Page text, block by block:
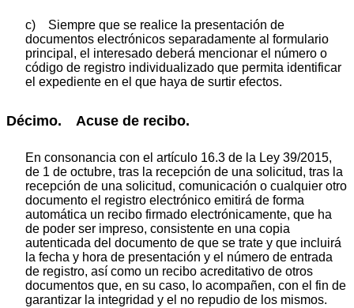
c) Siempre que se realice la presentación de
documentos electrónicos separadamente al formulario
principal, el interesado deberá mencionar el número o
código de registro individualizado que permita identificar
el expediente en el que haya de surtir efectos.
Décimo. Acuse de recibo.
En consonancia con el artículo 16.3 de la Ley 39/2015,
de 1 de octubre, tras la recepción de una solicitud, tras la
recepción de una solicitud, comunicación o cualquier otro
documento el registro electrónico emitirá de forma
automática un recibo firmado electrónicamente, que ha
de poder ser impreso, consistente en una copia
autenticada del documento de que se trate y que incluirá
la fecha y hora de presentación y el número de entrada
de registro, así como un recibo acreditativo de otros
documentos que, en su caso, lo acompañen, con el fin de
garantizar la integridad y el no repudio de los mismos.